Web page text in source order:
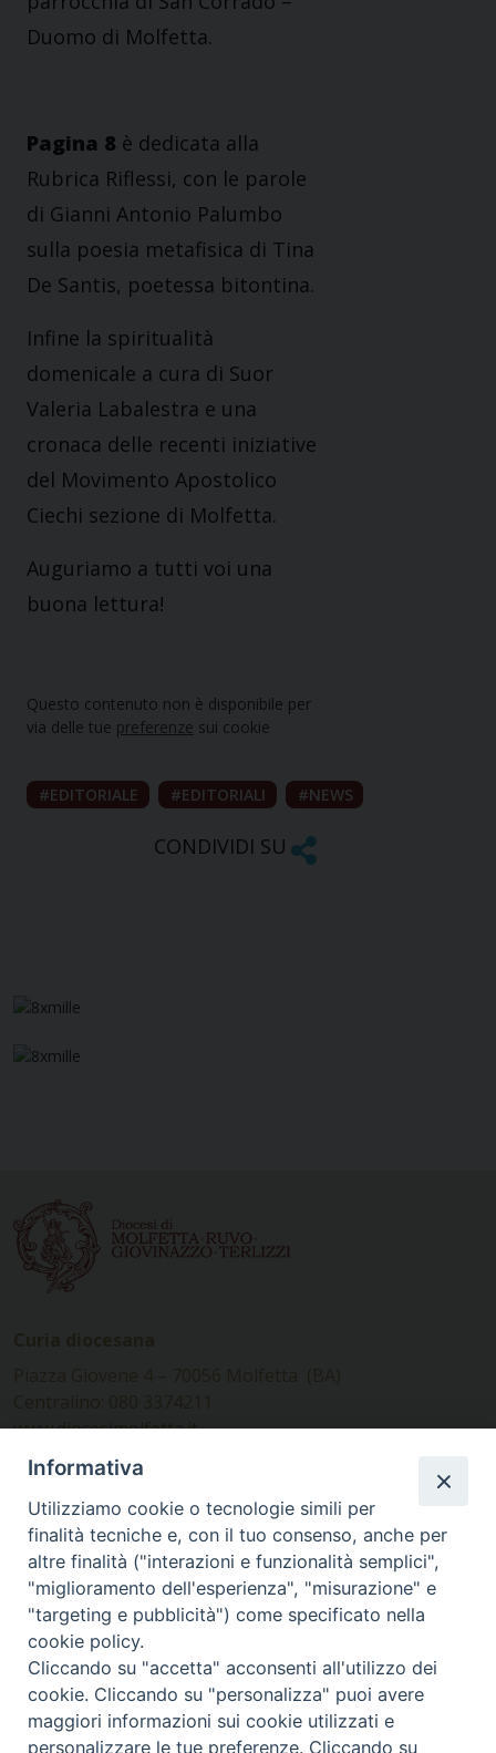
Duomo di Molfetta.
Pagina 8 è dedicata alla
Rubrica Riflessi, con le parole
di Gianni Antonio Palumbo
sulla poesia metafisica di Tina
De Santis, poetessa bitontina.
Infine la spiritualità
domenicale a cura di Suor
Valeria Labalestra e una
cronaca delle recenti iniziative
del Movimento Apostolico
Ciechi sezione di Molfetta.
Auguriamo a tutti voi una
buona lettura!
Questo contenuto non è disponibile per
via delle tue preferenze sui cookie
EDITORIALE EDITORIALI NEWS
CONDIVIDI SU
www.diocesimolfetta.it –
diocesimolfetta@pec.chiesacattolica.it
Ufficio Comunicazioni sociali
Piazza Giovene 4 – 70056 Molfetta (BA)
comunicazionisociali@diocesimolfetta.it
SEGUICI SU
Facebook
Instagram
X YouTube
Feed
Informativa
Utilizziamo cookie o tecnologie simili per
finalità tecniche e, con il tuo consenso, anche per
altre finalità ("interazioni e funzionalità semplici",
"miglioramento dell'esperienza", "misurazione" e
"targeting e pubblicità") come specificato nella
cookie policy.
Cliccando su "accetta" acconsenti all'utilizzo dei
cookie. Cliccando su "personalizza" puoi avere
maggiori informazioni sui cookie utilizzati e
personalizzare le tue preferenze. Cliccando su